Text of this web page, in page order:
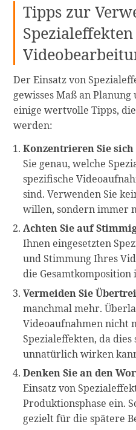
Tipps zur
Der Einsatz von
gewisses Maß an
einige wertvolle Tipps,
werden:
Konzentrieren Sie
Sie genau, welche
spezifische
sind. Verwenden Sie
willen, sondern immer
Achten Sie auf
Ihnen eingesetzten
und Stimmung Ihres
die
Vermeiden Sie
manchmal mehr.
Videoaufnahmen nicht
Spezialeffekten, da
unnatürlich wirken
Denken Sie an den
Einsatz von
Produktionsphase ein.
gezielt für die spätere